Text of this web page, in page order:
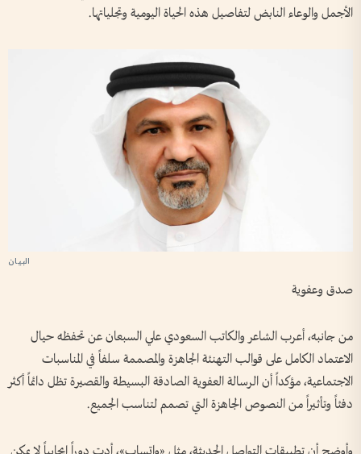
الأجمل والوعاء النابض لتفاصيل هذه الحياة اليومية وتجلياتها.
صدق وعفوية
من جانبه، أعرب الشاعر والكاتب السعودي علي السبعان عن تحفظه حيال
الاعتماد الكامل على قوالب التهنئة الجاهزة والمصممة سلفاً في المناسبات
الاجتماعية، مؤكداً أن الرسالة العفوية الصادقة البسيطة والقصيرة تظل دائماً أكثر
دفئاً وتأثيراً من النصوص الجاهزة التي تصمم لتناسب الجميع.